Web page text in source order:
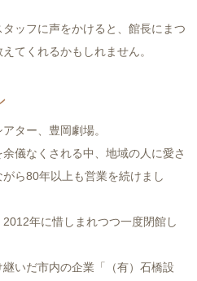
ッフに声をかけると、館長にまつ
てくれるかもしれません。
ター、豊岡劇場。
儀なくされる中、地域の人に愛さ
ら80年以上も営業を続けまし
年に惜しまれつつ一度閉館し
いだ市内の企業「（有）石橋設